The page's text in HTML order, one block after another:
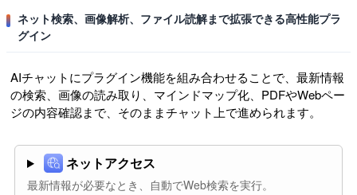
ネット検索、画像解析、ファイル読解まで拡張できる高性能プラ
グイン
AIチャットにプラグイン機能を組み合わせることで、最新情報
の検索、画像の読み取り、マインドマップ化、PDFやWebペー
ジの内容確認まで、そのままチャット上で進められます。
ネットアクセス
最新情報が必要なとき、自動でWeb検索を実行。